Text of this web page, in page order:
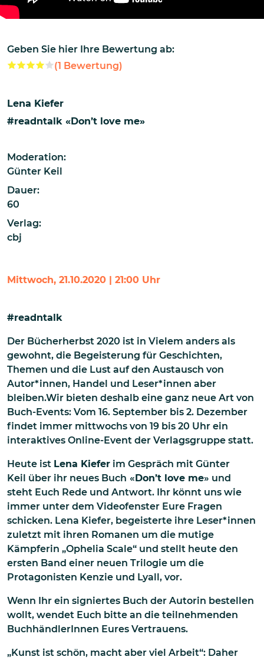
Geben Sie hier Ihre Bewertung ab:
(1 Bewertung)
Lena Kiefer
#readntalk «Don’t love me»
Moderation:
Günter Keil
Dauer:
60
Verlag:
cbj
Mittwoch, 21.10.2020 | 21:00 Uhr
#readntalk
Der Bücherherbst 2020 ist in Vielem anders als
gewohnt, die Begeisterung für Geschichten,
Themen und die Lust auf den Austausch von
Autor*innen, Handel und Leser*innen aber
bleiben.Wir bieten deshalb eine ganz neue Art von
Buch-Events: Vom 16. September bis 2. Dezember
findet immer mittwochs von 19 bis 20 Uhr ein
interaktives Online-Event der Verlagsgruppe statt.
Heute ist Lena Kiefer im Gespräch mit Günter
Keil über ihr neues Buch «Don’t love me» und
steht Euch Rede und Antwort. Ihr könnt uns wie
immer unter dem Videofenster Eure Fragen
schicken. Lena Kiefer, begeisterte ihre Leser*innen
zuletzt mit ihren Romanen um die mutige
Kämpferin „Ophelia Scale“ und stellt heute den
ersten Band einer neuen Trilogie um die
Protagonisten Kenzie und Lyall, vor.
Wenn Ihr ein signiertes Buch der Autorin bestellen
wollt, wendet Euch bitte an die teilnehmenden
BuchhändlerInnen Eures Vertrauens.
„Kunst ist schön, macht aber viel Arbeit“: Daher